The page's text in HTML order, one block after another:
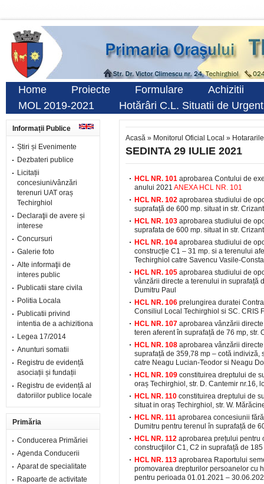
Home Proiecte Formulare
Achizitii
MOL 2019-2021
Hotărâri C.L. Situatii de
Informații Publice
Știri și Evenimente
Dezbateri publice
Licitații
concesiuni/vânzări
terenuri UAT oraș
Techirghiol
Declaraţii de avere și
interese
Concursuri
Galerie foto
Alte informaţii de
interes public
Publicatii stare civila
Politia Locala
Publicatii privind
intentia de a achizitiona
Legea 17/2014
Anunturi somatii
Registru de evidență
asociații și fundații
Registru de evidență al
datoriilor publice locale
Primăria
Conducerea Primăriei
Agenda Conducerii
Aparat de specialitate
Rapoarte de activitate
Acasă » Monitorul Oficial Local »
SEDINTA 29 IULIE 2021
HCL NR. 101 aprobarea Contului de
anului 2021 ANEXA HCL NR. 101
HCL NR. 102 aprobarea studiului de
suprafață de 600 mp. situat in str.
HCL NR. 103 aprobarea studiului de
suprafata de 600 mp. situat in str.
HCL NR. 104 aprobarea studiului de
construcție C1 – 31 mp. si a terenului
Techirghiol catre Savencu Vasile-
HCL NR. 105 aprobarea studiului de
vânzării directe a terenului in suprafață
Dumitru Paul
HCL NR. 106 prelungirea duratei
Consiliul Local Techirghiol si SC. CRIS
HCL NR. 107 aprobarea vânzării
teren aferent în suprafață de 76 mp, str.
HCL NR. 108 aprobarea vânzării
suprafață de 359,78 mp – cotă indiviză,
catre Neagu Lucian-Teodor si Neagu
HCL NR. 109 constituirea dreptului de
oraș Techirghiol, str. D. Cantemir nr.16,
HCL NR. 110 constituirea dreptului de
situat in oraș Techirghiol, str. W.
HCL NR. 111 aprobarea concesiunii
Dumitru pentru terenul în suprafață de
HCL NR. 112 aprobarea prețului pentru
construcţiilor C1, C2 in suprafață de
HCL NR. 113 aprobarea Raportului
promovarea drepturilor persoanelor cu
pentru perioada 01.01.2021 –